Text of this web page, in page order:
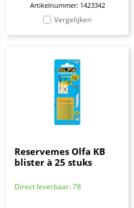
Artikelnummer: 1423342
Vergelijken
Reservemes Olfa KB
blister à 25 stuks
Direct leverbaar: 78